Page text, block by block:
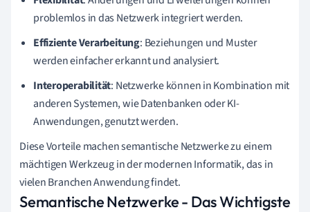
problemlos in das Netzwerk integriert werden.
Effiziente Verarbeitung: Beziehungen und Muster
werden einfacher erkannt und analysiert.
Interoperabilität: Netzwerke können in Kombination mit
anderen Systemen, wie Datenbanken oder KI-
Anwendungen, genutzt werden.
Diese Vorteile machen semantische Netzwerke zu einem
mächtigen Werkzeug in der modernen Informatik, das in
vielen Branchen Anwendung findet.
Semantische Netzwerke - Das Wichtigste